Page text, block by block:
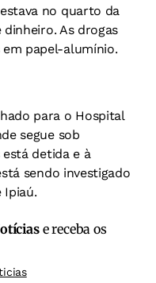
no quarto da
dinheiro. As drogas
papel-alumínio.
para o Hospital
segue sob
está detida e à
sendo investigado
Ipiaú.
e receba os